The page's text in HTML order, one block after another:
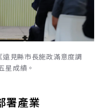
見縣市長施政滿意度調
星成績。
署產業